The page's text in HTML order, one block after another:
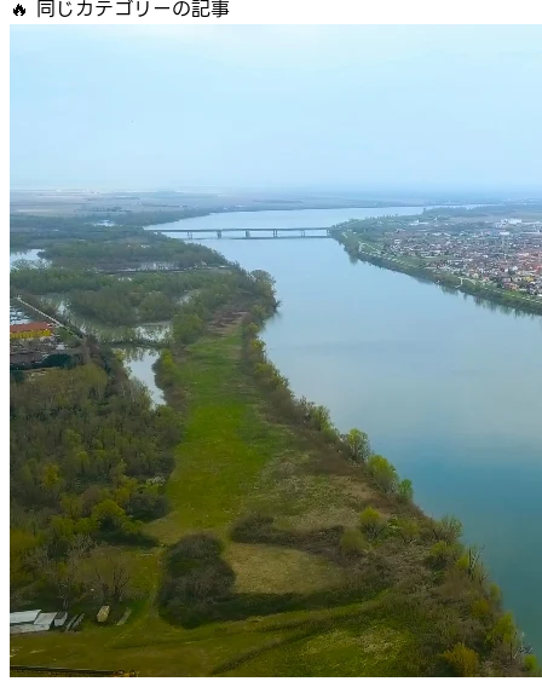
🔥 同じカテゴリーの記事